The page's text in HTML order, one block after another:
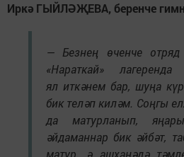
Иркә ГЫЙЛӘҖЕВА, беренче
— Безнең өченче
«Нараткай»
ял иткәнем бар, шуңа
бик теләп киләм. Соңгы
да матурланып,
әйдаманнар бик әйбәт,